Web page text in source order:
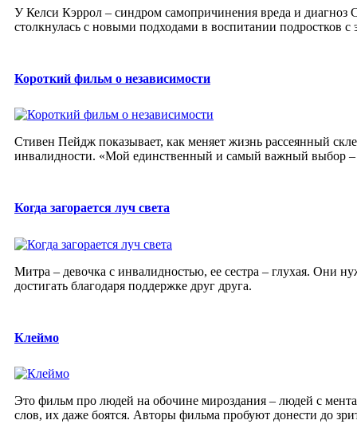
У Келси Кэррол – синдром самопричинения вреда и
столкнулась с новыми подходами в воспитании
Короткий фильм о независимости
Стивен Пейдж показывает, как меняет жизнь рассеянный
инвалидности. «Мой единственный и самый важный выбор –
Когда загорается луч света
Митра – девочка с инвалидностью, ее сестра – глухая. Они
достигать благодаря поддержке друг друга.
Клеймо
Это фильм про людей на обочине мироздания – людей с
слов, их даже боятся. Авторы фильма пробуют донести до